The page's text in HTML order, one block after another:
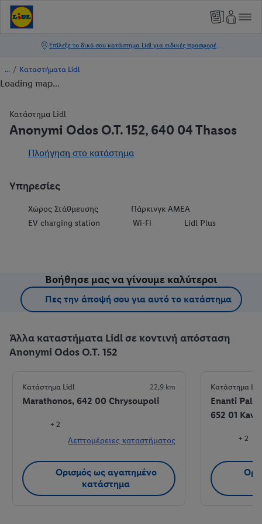
/ Καταστήματα Lidl
Loading map...
Κατάστημα Lidl
Anonymi Odos O.T. 152, 640 04 Thasos
Πλοήγηση στο κατάστημα
Υπηρεσίες
Χώρος Στάθμευσης
Πάρκινγκ ΑΜΕΑ
EV charging station
Wi-Fi Lidl Plus
Βοήθησε μας να γίνουμε καλύτεροι
Πες την άποψή σου για αυτό το κατάστημα
Άλλα καταστήματα Lidl σε κοντινή απόσταση
Anonymi Odos O.T. 152
Κατάστημα Lidl 22,9 km
Marathonos, 642 00 Chrysoupoli
+ 2
Λεπτομέρειες καταστήματος
Ορισμός ως αγαπημένο
κατάστημα
Κατάστημα
Enanti
652 01
+ 2